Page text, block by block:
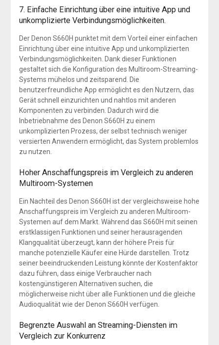
7. Einfache Einrichtung über eine intuitive App und
unkomplizierte Verbindungsmöglichkeiten.
Der Denon S660H punktet mit dem Vorteil einer einfachen
Einrichtung über eine intuitive App und unkomplizierten
Verbindungsmöglichkeiten. Dank dieser Funktionen
gestaltet sich die Konfiguration des Multiroom-Streaming-
Systems mühelos und zeitsparend. Die
benutzerfreundliche App ermöglicht es den Nutzern, das
Gerät schnell einzurichten und nahtlos mit anderen
Komponenten zu verbinden. Dadurch wird die
Inbetriebnahme des Denon S660H zu einem
unkomplizierten Prozess, der selbst technisch weniger
versierten Anwendern ermöglicht, das System problemlos
zu nutzen.
Hoher Anschaffungspreis im Vergleich zu anderen
Multiroom-Systemen
Ein Nachteil des Denon S660H ist der vergleichsweise hohe
Anschaffungspreis im Vergleich zu anderen Multiroom-
Systemen auf dem Markt. Während das S660H mit seinen
erstklassigen Funktionen und seiner herausragenden
Klangqualität überzeugt, kann der höhere Preis für
manche potenzielle Käufer eine Hürde darstellen. Trotz
seiner beeindruckenden Leistung könnte der Kostenfaktor
dazu führen, dass einige Verbraucher nach
kostengünstigeren Alternativen suchen, die
möglicherweise nicht über alle Funktionen und die gleiche
Audioqualität wie der Denon S660H verfügen.
Begrenzte Auswahl an Streaming-Diensten im
Vergleich zur Konkurrenz